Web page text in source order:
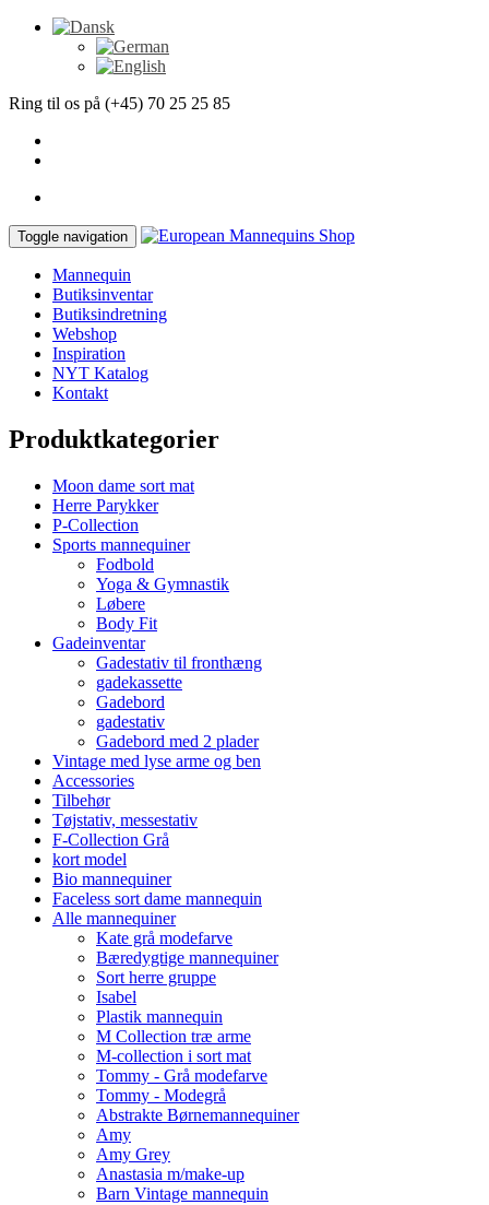
Ring til os på (+45) 70 25 25 85
Toggle navigation
Mannequin
Butiksinventar
Butiksindretning
Webshop
Inspiration
NYT Katalog
Kontakt
Produktkategorier
Moon dame sort mat
Herre Parykker
P-Collection
Sports mannequiner
Fodbold
Yoga & Gymnastik
Løbere
Body Fit
Gadeinventar
Gadestativ til fronthæng
gadekassette
Gadebord
gadestativ
Gadebord med 2 plader
Vintage med lyse arme og ben
Accessories
Tilbehør
Tøjstativ, messestativ
F-Collection Grå
kort model
Bio mannequiner
Faceless sort dame mannequin
Alle mannequiner
Kate grå modefarve
Bæredygtige mannequiner
Sort herre gruppe
Isabel
Plastik mannequin
M Collection træ arme
M-collection i sort mat
Tommy - Grå modefarve
Tommy - Modegrå
Abstrakte Børnemannequiner
Amy
Amy Grey
Anastasia m/make-up
Barn Vintage mannequin